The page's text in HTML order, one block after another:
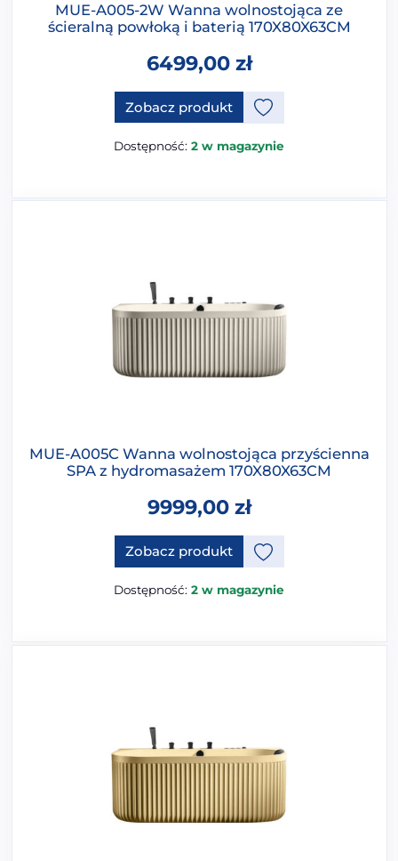
MUE-A005-2W Wanna wolnostojąca ze
ścieralną powłoką i baterią 170X80X63CM
6499,00 zł
Zobacz produktTen produkt ma opcje, które
Dostępność: 2 w magazynie
MUE-A005C Wanna wolnostojąca przyścienna
SPA z hydromasażem 170X80X63CM
9999,00 zł
Zobacz produktTen produkt ma opcje, które
Dostępność: 2 w magazynie